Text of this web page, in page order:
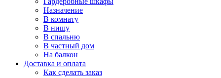
Назначение
В комнату
В нишу
В спальню
В частный дом
На балкон
Доставка и оплата
Как сделать заказ